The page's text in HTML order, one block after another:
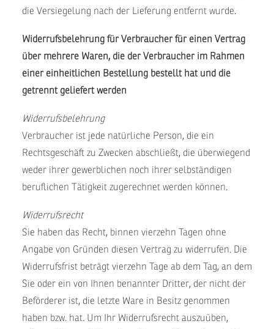
die Versiegelung nach der Lieferung entfernt wurde.
Widerrufsbelehrung für Verbraucher für einen Vertrag
über mehrere Waren, die der Verbraucher im Rahmen
einer einheitlichen Bestellung bestellt hat und die
getrennt geliefert werden
Widerrufsbelehrung
Verbraucher ist jede natürliche Person, die ein
Rechtsgeschäft zu Zwecken abschließt, die überwiegend
weder ihrer gewerblichen noch ihrer selbständigen
beruflichen Tätigkeit zugerechnet werden können.
Widerrufsrecht
Sie haben das Recht, binnen vierzehn Tagen ohne
Angabe von Gründen diesen Vertrag zu widerrufen. Die
Widerrufsfrist beträgt vierzehn Tage ab dem Tag, an dem
Sie oder ein von Ihnen benannter Dritter, der nicht der
Beförderer ist, die letzte Ware in Besitz genommen
haben bzw. hat. Um Ihr Widerrufsrecht auszuüben,